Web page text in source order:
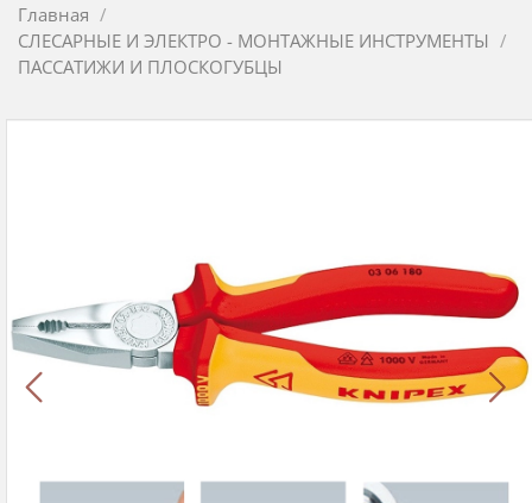
Главная
СЛЕСАРНЫЕ И ЭЛЕКТРО - МОНТАЖНЫЕ ИНСТРУМЕНТЫ
ПАССАТИЖИ И ПЛОСКОГУБЦЫ